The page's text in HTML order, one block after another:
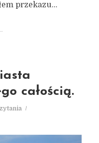
przekazu...
całością.